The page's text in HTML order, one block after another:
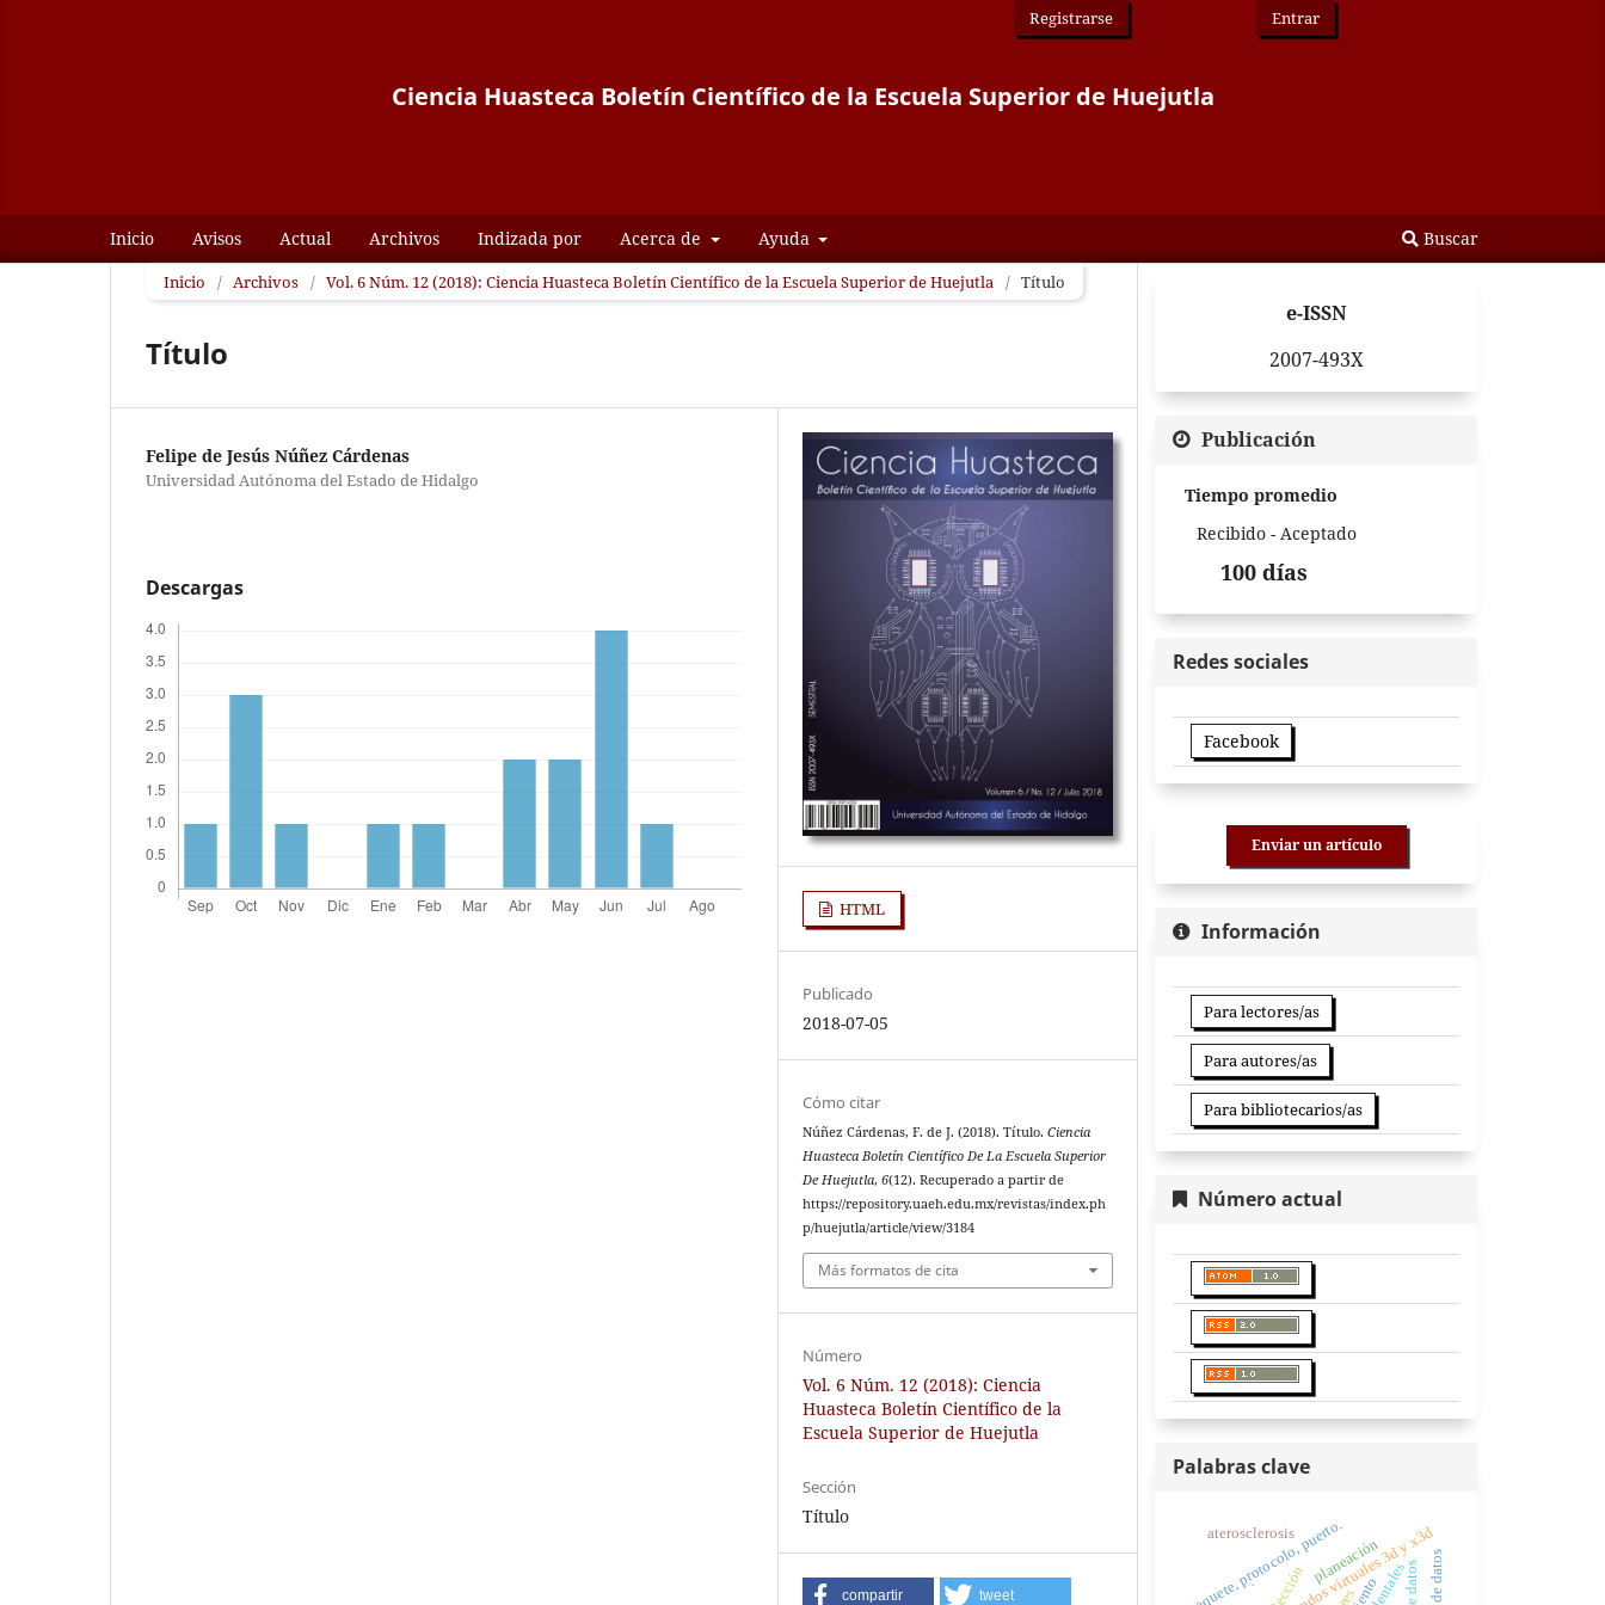
Ciencia Huasteca Boletín Científico de la Escuela Superior de Huejutla
Inicio Avisos Actual Archivos Indizada por Acerca de Ayuda Buscar
Registrarse Entrar
Inicio / Archivos / Vol. 6 Núm. 12 (2018): Ciencia Huasteca Boletín Científico de la Escuela Superior de Huejutla / Título
Título
Felipe de Jesús Núñez Cárdenas
Universidad Autónoma del Estado de Hidalgo
Descargas
HTML
Publicado
2018-07-05
Cómo citar
Núñez Cárdenas, F. de J. (2018). Título.Ciencia
Huasteca Boletín Científico De La Escuela Superior
De Huejutla,6(12). Recuperado a partir de
https://repository.uaeh.edu.mx/revistas/index.ph
p/huejutla/article/view/3184
Más formatos de cita
Número
Vol. 6 Núm. 12 (2018): Ciencia
Huasteca Boletín Científico de la
Escuela Superior de Huejutla
Sección
Título
compartir tweet
e-ISSN
2007-493X
Publicación
Tiempo promedio
Recibido - Aceptado
100 días
Redes sociales
Facebook
Enviar un artículo
Información
Para lectores/as
Para autores/as
Para bibliotecarios/as
Número actual
Palabras clave
paquete, protocolo, puerto.
.
aterosclerosis
elección
planeación